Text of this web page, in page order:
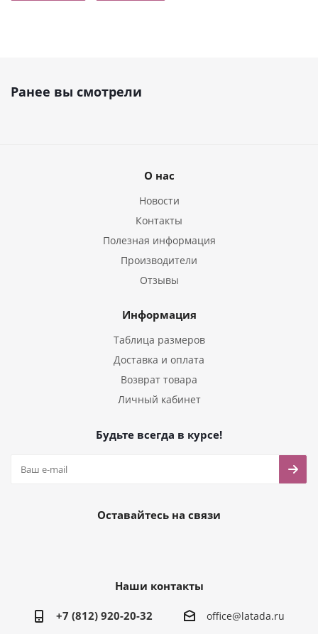
Ранее вы смотрели
О нас
Новости
Контакты
Полезная информация
Производители
Отзывы
Информация
Таблица размеров
Доставка и оплата
Возврат товара
Личный кабинет
Будьте всегда в курсе!
Оставайтесь на связи
Наши контакты
+7 (812) 920-20-32 office@latada.ru